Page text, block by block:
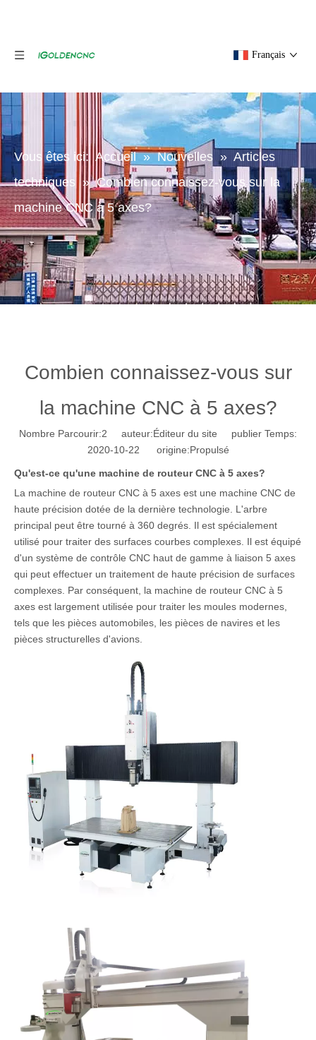
Français
Vous êtes ici: Accueil » Nouvelles » Articles
techniques » Combien connaissez-vous sur la
machine CNC à 5 axes?
Combien connaissez-vous sur
la machine CNC à 5 axes?
Nombre Parcourir:2 auteur:Éditeur du site publier Temps:
2020-10-22 origine:Propulsé
Qu'est-ce qu'une machine de routeur CNC à 5 axes?
La machine de routeur CNC à 5 axes est une machine CNC de
haute précision dotée de la dernière technologie. L'arbre
principal peut être tourné à 360 degrés. Il est spécialement
utilisé pour traiter des surfaces courbes complexes. Il est équipé
d'un système de contrôle CNC haut de gamme à liaison 5 axes
qui peut effectuer un traitement de haute précision de surfaces
complexes. Par conséquent, la machine de routeur CNC à 5
axes est largement utilisée pour traiter les moules modernes,
tels que les pièces automobiles, les pièces de navires et les
pièces structurelles d'avions.